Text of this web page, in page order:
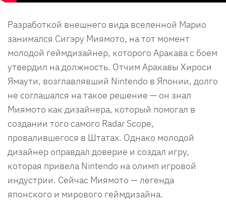
Разработкой внешнего вида вселенной Марио
занимался Сигэру Миямото, на тот момент
молодой геймдизайнер, которого Аракава с боем
утвердил на должность. Отчим Аракавы Хироси
Ямаути, возглавлявший Nintendo в Японии, долго
не соглашался на такое решение — он знал
Миямото как дизайнера, который помогал в
создании того самого Radar Scope,
провалившегося в Штатах. Однако молодой
дизайнер оправдал доверие и создал игру,
которая привела Nintendo на олимп игровой
индустрии. Сейчас Миямото — легенда
японского и мирового геймдизайна.